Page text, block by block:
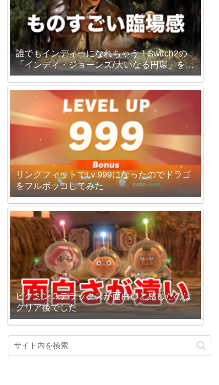
誰でもインディーになれちゃう！Switch2の
「インディ・ジョーンズ/大いなる円環」を買
いました。
リングフィットでLv.999になったのでドラゴ
をフルボッコしてみた
ピクミン３デラックスが面白いと感じたのは
クリア後でした